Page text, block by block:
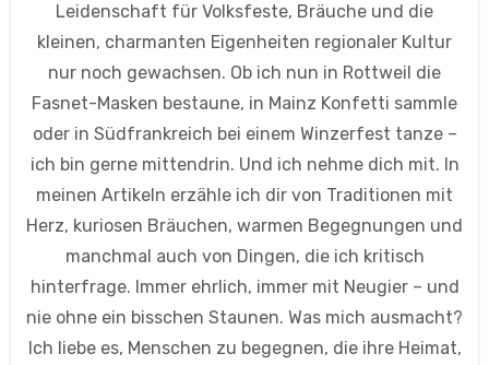
Leidenschaft für Volksfeste, Bräuche und die
kleinen, charmanten Eigenheiten regionaler Kultur
nur noch gewachsen. Ob ich nun in Rottweil die
Fasnet-Masken bestaune, in Mainz Konfetti sammle
oder in Südfrankreich bei einem Winzerfest tanze –
ich bin gerne mittendrin. Und ich nehme dich mit. In
meinen Artikeln erzähle ich dir von Traditionen mit
Herz, kuriosen Bräuchen, warmen Begegnungen und
manchmal auch von Dingen, die ich kritisch
hinterfrage. Immer ehrlich, immer mit Neugier – und
nie ohne ein bisschen Staunen. Was mich ausmacht?
Ich liebe es, Menschen zu begegnen, die ihre Heimat,